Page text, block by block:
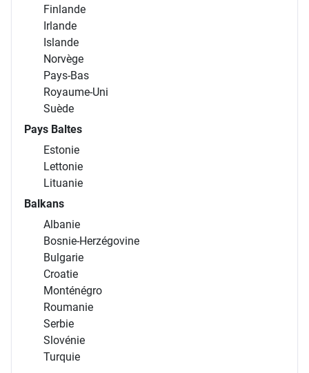
Finlande
Irlande
Islande
Norvège
Pays-Bas
Royaume-Uni
Suède
Pays Baltes
Estonie
Lettonie
Lituanie
Balkans
Albanie
Bosnie-Herzégovine
Bulgarie
Croatie
Monténégro
Roumanie
Serbie
Slovénie
Turquie